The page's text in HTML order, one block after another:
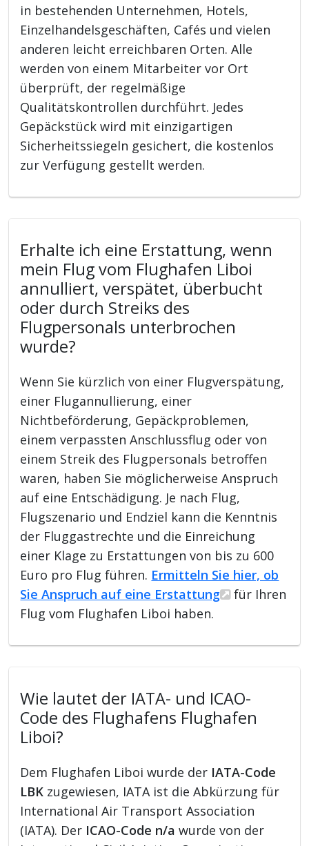
in bestehenden Unternehmen, Hotels,
Einzelhandelsgeschäften, Cafés und vielen
anderen leicht erreichbaren Orten. Alle
werden von einem Mitarbeiter vor Ort
überprüft, der regelmäßige
Qualitätskontrollen durchführt. Jedes
Gepäckstück wird mit einzigartigen
Sicherheitssiegeln gesichert, die kostenlos
zur Verfügung gestellt werden.
Erhalte ich eine Erstattung, wenn
mein Flug vom Flughafen Liboi
annulliert, verspätet, überbucht
oder durch Streiks des
Flugpersonals unterbrochen
wurde?
Wenn Sie kürzlich von einer Flugverspätung,
einer Flugannullierung, einer
Nichtbeförderung, Gepäckproblemen,
einem verpassten Anschlussflug oder von
einem Streik des Flugpersonals betroffen
waren, haben Sie möglicherweise Anspruch
auf eine Entschädigung. Je nach Flug,
Flugszenario und Endziel kann die Kenntnis
der Fluggastrechte und die Einreichung
einer Klage zu Erstattungen von bis zu 600
Euro pro Flug führen. Ermitteln Sie hier, ob
Sie Anspruch auf eine Erstattung
für Ihren
Flug vom Flughafen Liboi haben.
Wie lautet der IATA- und ICAO-
Code des Flughafens Flughafen
Liboi?
Dem Flughafen Liboi wurde der IATA-Code
LBK zugewiesen, IATA ist die Abkürzung für
International Air Transport Association
(IATA). Der ICAO-Code n/a wurde von der